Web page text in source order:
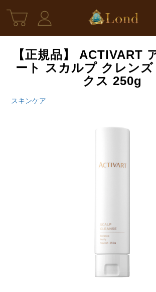
【正規品】 ACTIVART
ート スカルプ クレンズ
クス 250g
スキンケア